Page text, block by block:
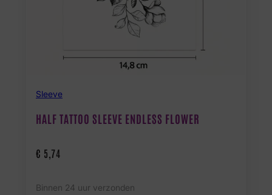
Sleeve
HALF TATTOO SLEEVE ENDLESS FLOWER
€ 5,74
Binnen 24 uur verzonden